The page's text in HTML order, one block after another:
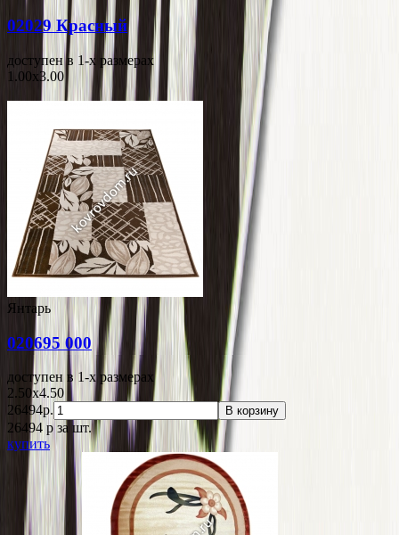
02029 Красный
доступен в 1-x размерах
1.00x3.00
Янтарь
020695 000
доступен в 1-x размерах
2.50x4.50
26494р.
В корзину
26494 p за шт.
купить